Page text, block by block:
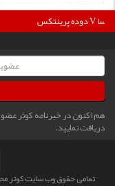
دوده پرینتکس V دگوسا :
هم اکنون در خبرنامه کوثر
دریافت نمایید.
تمامی حقوق وب سایت کوثر